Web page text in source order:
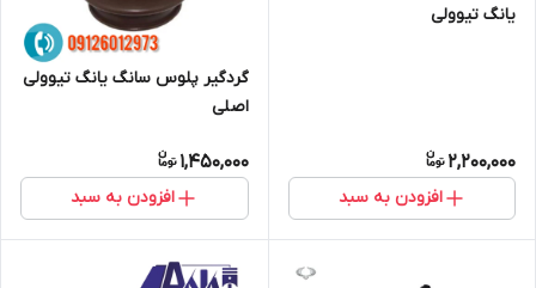
یانگ تیوولی
2,200,000
افزودن به سبد
گردگیر پلوس سانگ یانگ تیوولی
اصلی
1,450,000
افزودن به سبد